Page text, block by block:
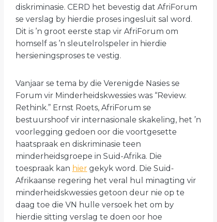
diskriminasie. CERD het bevestig dat AfriForum
se verslag by hierdie proses ingesluit sal word.
Dit is ’n groot eerste stap vir AfriForum om
homself as ’n sleutelrolspeler in hierdie
hersieningsproses te vestig.
Vanjaar se tema by die Verenigde Nasies se
Forum vir Minderheidskwessies was “Review.
Rethink.” Ernst Roets, AfriForum se
bestuurshoof vir internasionale skakeling, het ’n
voorlegging gedoen oor die voortgesette
haatspraak en diskriminasie teen
minderheidsgroepe in Suid-Afrika. Die
toespraak kan hier gekyk word. Die Suid-
Afrikaanse regering het veral hul minagting vir
minderheidskwessies getoon deur nie op te
daag toe die VN hulle versoek het om by
hierdie sitting verslag te doen oor hoe